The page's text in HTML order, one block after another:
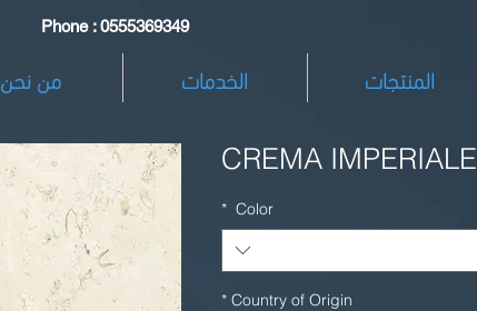
المنتجات الخدمات من نحن
Phone : 0555369349
CREMA IMPERIALE
Color
*
Country of Origin
*